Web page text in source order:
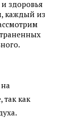
здоровья
каждый из
как